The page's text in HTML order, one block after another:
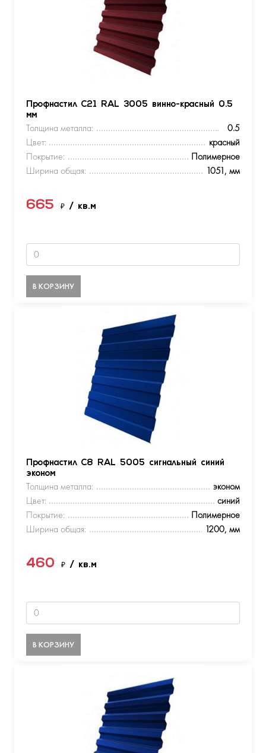
Профнастил С21 RAL 3005 винно-красный 0.5
мм
Толщина металла:
0.5
Цвет:
красный
Покрытие:
Полимерное
Ширина общая:
1051, мм
665 ₽ / кв.м
В КОРЗИНУ
Профнастил С8 RAL 5005 сигнальный синий
эконом
Толщина металла:
эконом
Цвет:
синий
Покрытие:
Полимерное
Ширина общая:
1200, мм
460 ₽ / кв.м
В КОРЗИНУ